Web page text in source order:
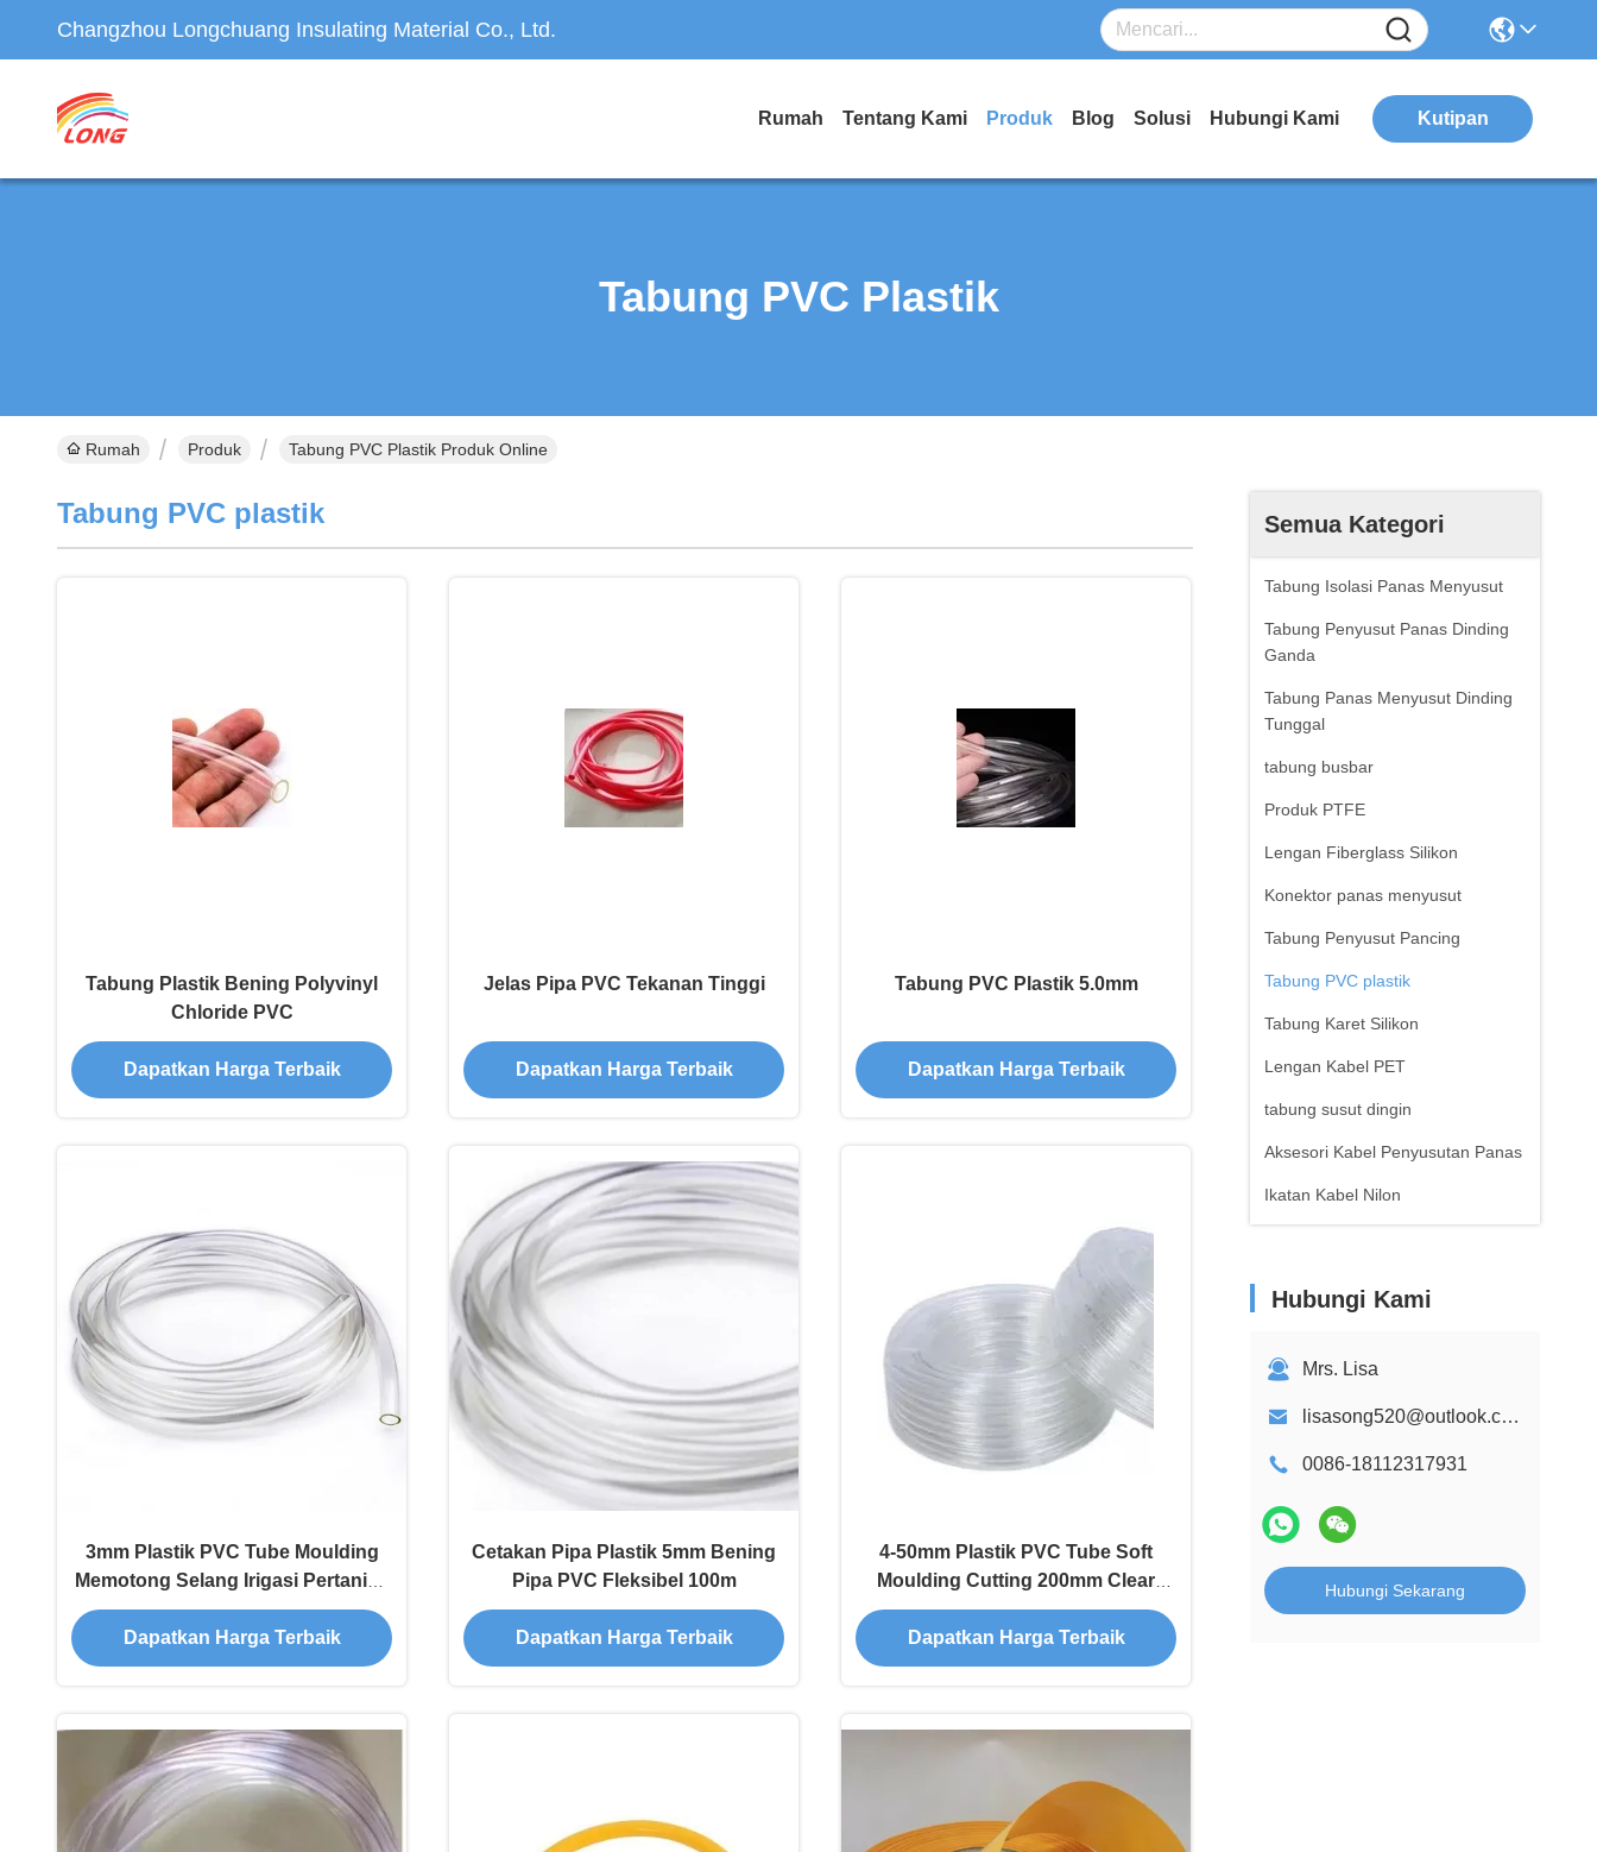
Changzhou Longchuang Insulating Material Co., Ltd.
Rumah Tentang Kami Produk Blog Solusi Hubungi Kami Kutipan
Tabung PVC Plastik
Rumah Produk Tabung PVC Plastik Produk Online
Semua Kategori
Tabung Isolasi Panas Menyusut
Tabung Penyusut Panas Dinding
Ganda
Tabung Panas Menyusut Dinding
Tunggal
tabung busbar
Produk PTFE
Lengan Fiberglass Silikon
Konektor panas menyusut
Tabung Penyusut Pancing
Tabung PVC plastik
Tabung Karet Silikon
Lengan Kabel PET
tabung susut dingin
Aksesori Kabel Penyusutan Panas
Ikatan Kabel Nilon
Hubungi Kami
Mrs. Lisa
lisasong520@outlook.com
0086-18112317931
Hubungi Sekarang
Tabung PVC plastik
Tabung Plastik Bening Polyvinyl
Chloride PVC
Dapatkan Harga Terbaik
Jelas Pipa PVC Tekanan Tinggi
Dapatkan Harga Terbaik
Tabung PVC Plastik 5.0mm
Dapatkan Harga Terbaik
3mm Plastik PVC Tube Moulding
Memotong Selang Irigasi Pertanian
yang Jelas
Dapatkan Harga Terbaik
Cetakan Pipa Plastik 5mm Bening
Pipa PVC Fleksibel 100m
Dapatkan Harga Terbaik
4-50mm Plastik PVC Tube Soft
Moulding Cutting 200mm Clear
Chemical Hose
Dapatkan Harga Terbaik